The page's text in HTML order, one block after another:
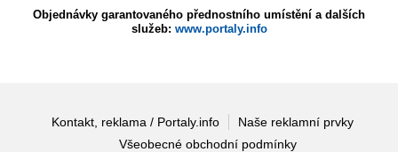
Objednávky garantovaného přednostního umístění a dalších
služeb: www.portaly.info
Kontakt, reklama / Portaly.info
Naše reklamní prvky
Všeobecné obchodní podmínky